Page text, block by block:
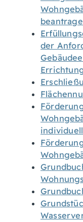
der